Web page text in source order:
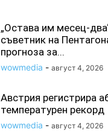
„Остава им месец-
съветник на
прогноза за...
wowmedia - август 4, 2026
Австрия регистрира
температурен рекорд
wowmedia - август 4, 2026